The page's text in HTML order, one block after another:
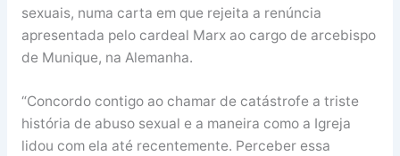
sexuais, numa carta em que rejeita a renúncia
apresentada pelo cardeal Marx ao cargo de arcebispo
de Munique, na Alemanha.
“Concordo contigo ao chamar de catástrofe a triste
história de abuso sexual e a maneira como a Igreja
lidou com ela até recentemente. Perceber essa